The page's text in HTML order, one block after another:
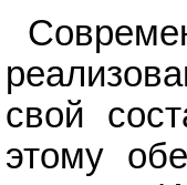
свой
этому